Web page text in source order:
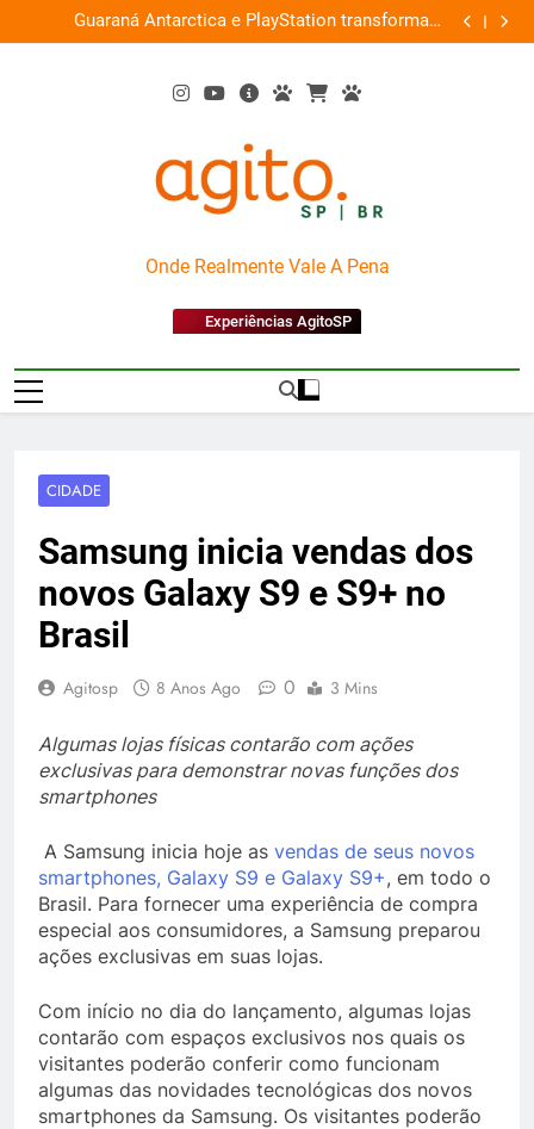
to
Guaraná Antarctica e PlayStation transformam
shopping em arena gamer gratuita
Busch
AgitoSP
Onde Realmente Vale A Pena
Experiências AgitoSP
CIDADE
Samsung inicia vendas dos
novos Galaxy S9 e S9+ no
Brasil
Agitosp 8 Anos Ago 0 3 Mins
Algumas lojas físicas contarão com ações
exclusivas para demonstrar novas funções dos
smartphones
A Samsung inicia hoje as vendas de seus novos
smartphones, Galaxy S9 e Galaxy S9+, em todo o
Brasil. Para fornecer uma experiência de compra
especial aos consumidores, a Samsung preparou
ações exclusivas em suas lojas.
Com início no dia do lançamento, algumas lojas
contarão com espaços exclusivos nos quais os
visitantes poderão conferir como funcionam
algumas das novidades tecnológicas dos novos
smartphones da Samsung. Os visitantes poderão